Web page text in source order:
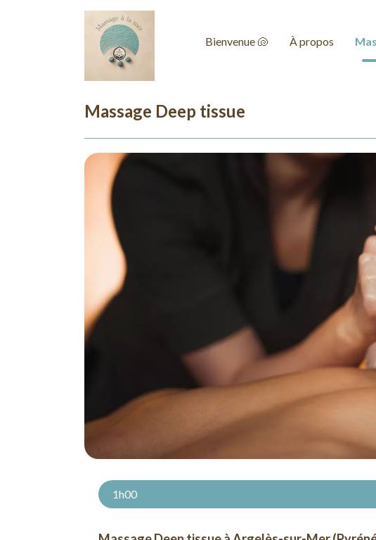
Bienvenue 🐚 À propos
Massage Deep tissue
1h00